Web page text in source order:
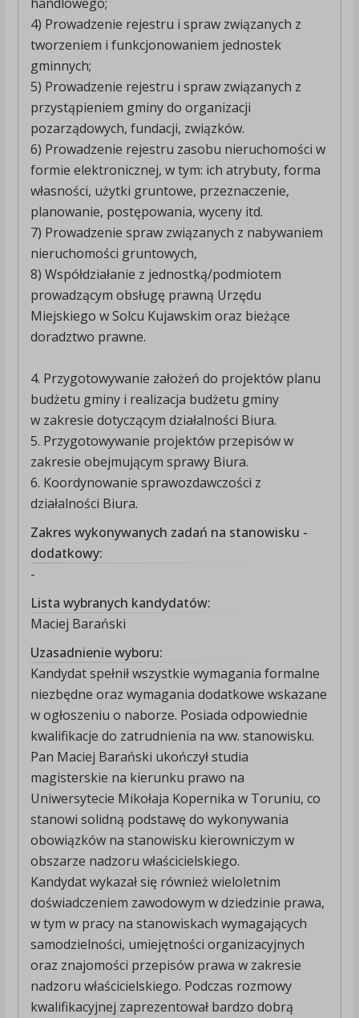
4) Prowadzenie rejestru i spraw związanych z
tworzeniem i funkcjonowaniem jednostek
gminnych;
5) Prowadzenie rejestru i spraw związanych z
przystąpieniem gminy do organizacji
pozarządowych, fundacji, związków.
6) Prowadzenie rejestru zasobu nieruchomości w
formie elektronicznej, w tym: ich atrybuty, forma
własności, użytki gruntowe, przeznaczenie,
planowanie, postępowania, wyceny itd.
7) Prowadzenie spraw związanych z nabywaniem
nieruchomości gruntowych,
8) Współdziałanie z jednostką/podmiotem
prowadzącym obsługę prawną Urzędu
Miejskiego w Solcu Kujawskim oraz bieżące
doradztwo prawne.
4. Przygotowywanie założeń do projektów planu
budżetu gminy i realizacja budżetu gminy
w zakresie dotyczącym działalności Biura.
5. Przygotowywanie projektów przepisów w
zakresie obejmującym sprawy Biura.
6. Koordynowanie sprawozdawczości z
działalności Biura.
Zakres wykonywanych zadań na stanowisku -
dodatkowy:
-
Lista wybranych kandydatów:
Maciej Barański
Uzasadnienie wyboru:
Kandydat spełnił wszystkie wymagania formalne
niezbędne oraz wymagania dodatkowe wskazane
w ogłoszeniu o naborze. Posiada odpowiednie
kwalifikacje do zatrudnienia na ww. stanowisku.
Pan Maciej Barański ukończył studia
magisterskie na kierunku prawo na
Uniwersytecie Mikołaja Kopernika w Toruniu, co
stanowi solidną podstawę do wykonywania
obowiązków na stanowisku kierowniczym w
obszarze nadzoru właścicielskiego.
Kandydat wykazał się również wieloletnim
doświadczeniem zawodowym w dziedzinie prawa,
w tym w pracy na stanowiskach wymagających
samodzielności, umiejętności organizacyjnych
oraz znajomości przepisów prawa w zakresie
nadzoru właścicielskiego. Podczas rozmowy
kwalifikacyjnej zaprezentował bardzo dobrą